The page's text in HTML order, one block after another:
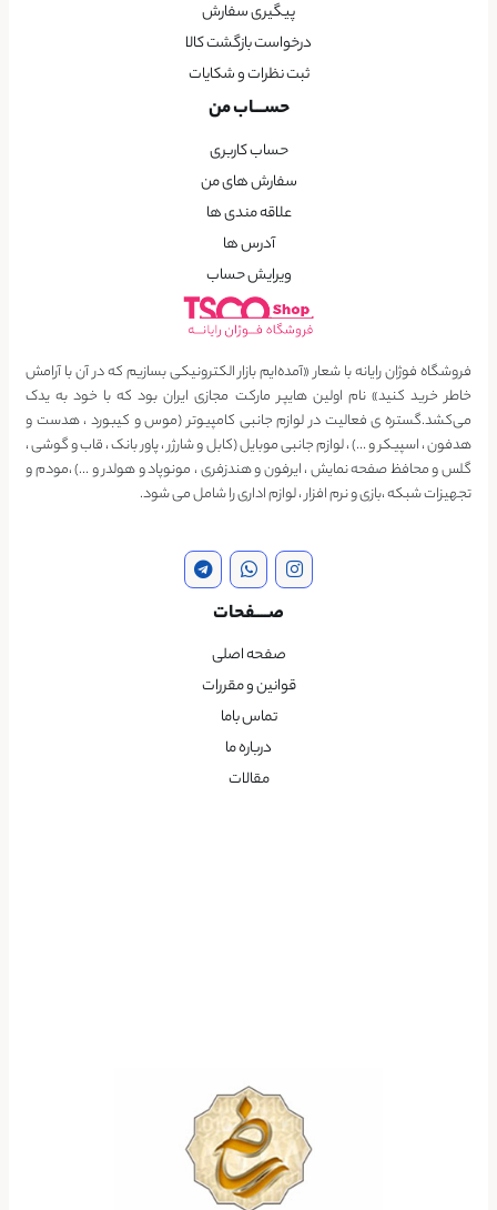
پیگیری سفارش
درخواست بازگشت کالا
ثبت نظرات و شکایات
حســـاب من
حساب کاربری
سفارش های من
علاقه مندی ها
آدرس ها
ویرایش حساب
فروشگاه فوژان رایانه با شعار «آمده‌ایم بازار الکترونیکی بسازیم که در آن با آرامش
خاطر خرید کنید» نام اولین هایپر مارکت مجازی ایران بود که با خود به یدک
می‌کشد.گستره ی فعالیت در لوازم جانبی کامپیوتر (موس و کیبورد ، هدست و
هدفون ، اسپیکر و …) ، لوازم جانبی موبایل (کابل و شارژر ، پاور بانک ، قاب و گوشی ،
گلس و محافظ صفحه نمایش ، ایرفون و هندزفری ، مونوپاد و هولدر و …) ،مودم و
تجهیزات شبکه ،بازی و نرم افزار ، لوازم اداری را شامل می شود.
صــــفحات
صفحه اصلی
قوانین و مقررات
تماس باما
درباره ما
مقالات